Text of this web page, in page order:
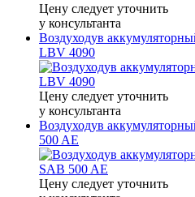
Цену следует уточнить
у консультанта
Воздуходув
LBV 4090
Цену следует уточнить
у консультанта
Воздуходув
500 AE
Цену следует уточнить